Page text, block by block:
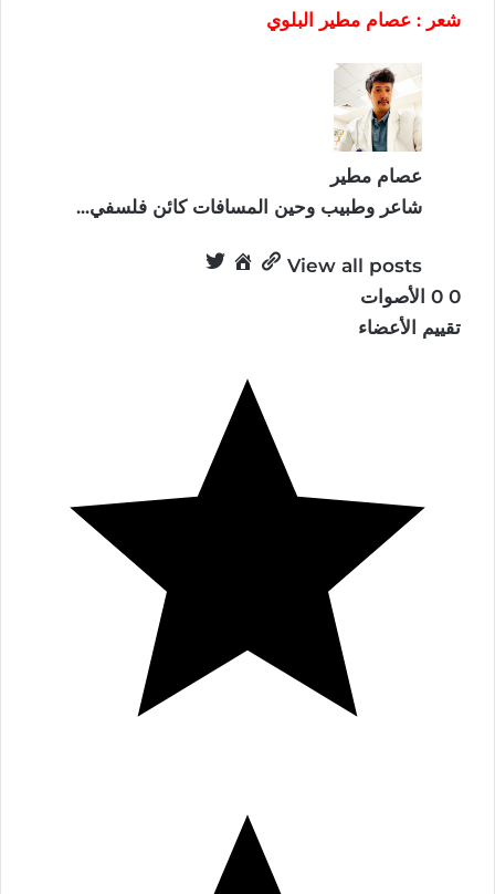
شعر : عصام مطير البلوي
عصام مطير
شاعر وطبيب وحين المسافات كائن فلسفي...
View all posts
0
0 الأصوات
تقييم الأعضاء